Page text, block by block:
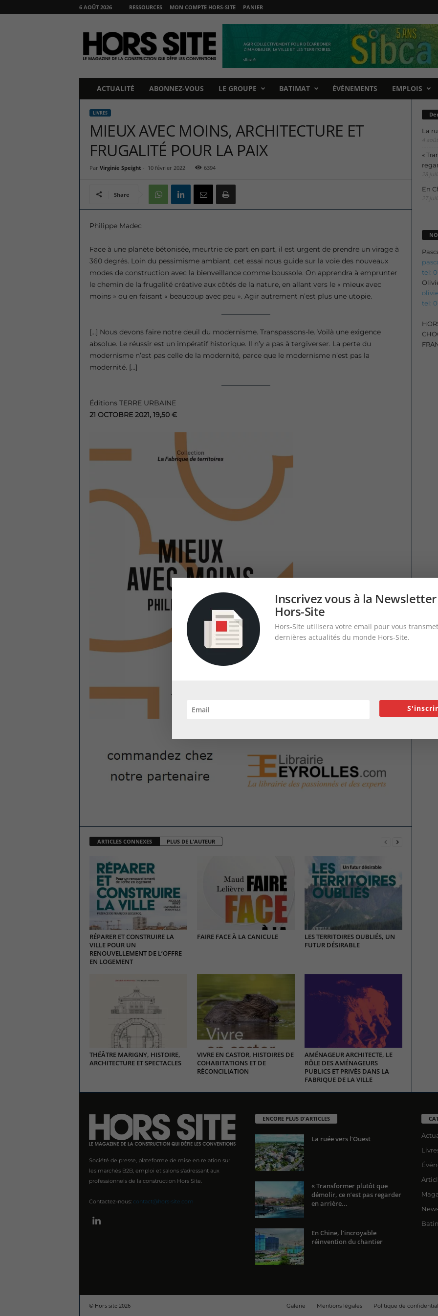
6 AOÛT 2026 RESSOURCES MON COMPTE HORS-SITE PANIER
O
ACTUALITÉ ABONNEZ-VOUS LE GROUPE BATIMAT ÉVÉNEMENTS EMPLOIS
LIVRES
MIEUX AVEC MOINS, ARCHITECTURE ET
FRUGALITÉ POUR LA PAIX
Par Virginie Speight- 10 février 2022 6394
Share
Philippe Madec
Face à une planète bétonisée, meurtrie de part en part, il est urgent de prendre un virage à
360 degrés. Loin du pessimisme ambiant, cet essai nous guide sur la voie des nouveaux
modes de construction avec la bienveillance comme boussole. On apprendra à emprunter
le chemin de la frugalité créative aux côtés de la nature, en allant vers le « mieux avec
moins » ou en faisant « beaucoup avec peu ». Agir autrement n’est plus une utopie.
[…] Nous devons faire notre deuil du modernisme. Transpassons-le. Voilà une exigence
absolue. Le réussir est un impératif historique. Il n’y a pas à tergiverser. La perte du
modernisme n’est pas celle de la modernité, parce que le modernisme n’est pas la
modernité. […]
Éditions TERRE URBAINE
21 OCTOBRE 2021, 19,50 €
ARTICLES CONNEXES PLUS DE L'AUTEUR
RÉPARER ET CONSTRUIRE LA
VILLE POUR UN
RENOUVELLEMENT DE L’OFFRE
EN LOGEMENT
FAIRE FACE À LA CANICULE
LES TERRITOIRES OUBLIÉS, UN
FUTUR DÉSIRABLE
THÉÂTRE MARIGNY, HISTOIRE,
ARCHITECTURE ET SPECTACLES
VIVRE EN CASTOR, HISTOIRES DE
COHABITATIONS ET DE
RÉCONCILIATION
AMÉNAGEUR ARCHITECTE, LE
RÔLE DES AMÉNAGEURS
PUBLICS ET PRIVÉS DANS LA
FABRIQUE DE LA VILLE
La
4
«
28
En
27
tel:
tel:
Société de presse, plateforme de mise en relation sur
les marchés B2B, emploi et salons s'adressant aux
professionnels de la construction Hors Site.
Contactez-nous: contact@hors-site.com
ENCORE PLUS D'ARTICLES
La ruée vers l’Ouest
« Transformer plutôt que
démolir, ce n’est pas regarder
en arrière...
En Chine, l’incroyable
réinvention du chantier
Galerie Mentions légales Politique de
© Hors site 2026
Inscrivez vous à la Newsletter
Hors-Site
Hors-Site utilisera votre email pour vous
dernières actualités du monde Hors-Site.